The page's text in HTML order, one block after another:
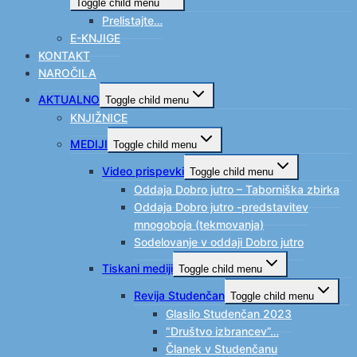
Toggle child menu
Prelistajte…
E-KNJIGE
KONTAKT
NAROČILA
AKTUALNO Toggle child menu
KNJIŽNICE
MEDIJI Toggle child menu
Video prispevki Toggle child menu
Oddaja Dobro jutro – Taborniška zbirka
Oddaja Dobro jutro -predstavitev
mnogoboja (tekmovanja)
Sodelovanje v oddaji Dobro jutro
Tiskani mediji Toggle child menu
Revija Studenčan Toggle child menu
Glasilo Studenčan 2023
“Društvo izbrancev”…
Članek v Studenčanu